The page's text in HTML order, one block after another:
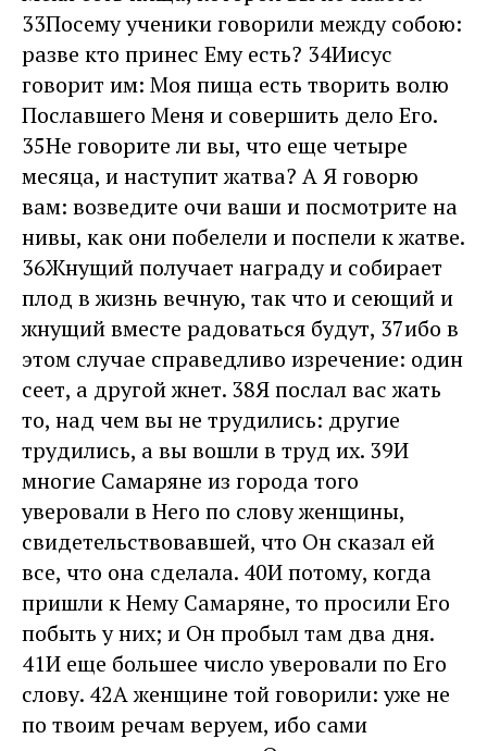
33Посему ученики говорили между собою:
разве кто принес Ему есть? 34Иисус
говорит им: Моя пища есть творить волю
Пославшего Меня и совершить дело Его.
35Не говорите ли вы, что еще четыре
месяца, и наступит жатва? А Я говорю
вам: возведите очи ваши и посмотрите на
нивы, как они побелели и поспели к жатве.
36Жнущий получает награду и собирает
плод в жизнь вечную, так что и сеющий и
жнущий вместе радоваться будут, 37ибо в
этом случае справедливо изречение: один
сеет, а другой жнет. 38Я послал вас жать
то, над чем вы не трудились: другие
трудились, а вы вошли в труд их. 39И
многие Самаряне из города того
уверовали в Него по слову женщины,
свидетельствовавшей, что Он сказал ей
все, что она сделала. 40И потому, когда
пришли к Нему Самаряне, то просили Его
побыть у них; и Он пробыл там два дня.
41И еще большее число уверовали по Его
слову. 42А женщине той говорили: уже не
по твоим речам веруем, ибо сами